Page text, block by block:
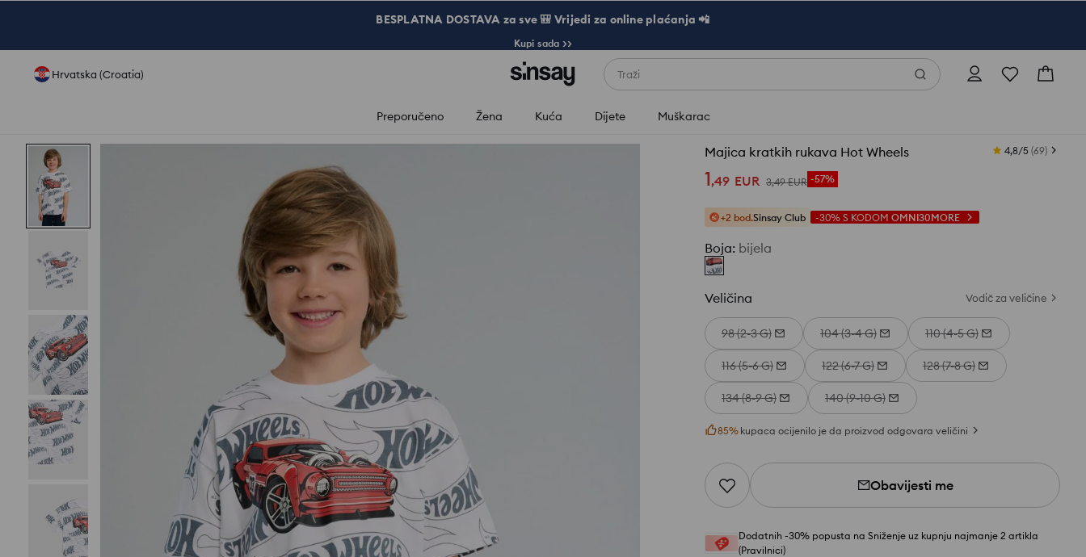
BESPLATNA DOSTAVA za sve 🎒 Vrijedi za online plaćanja 📲
Kupi sada >>
Hrvatska (Croatia) Traži
Preporučeno Žena Kuća Dijete Muškarac
Majica kratkih rukava Hot Wheels 4,8/5 (69)
1,49 EUR 3,49 EUR -57%
+2 bod.Sinsay Club -30% S KODOM OMNI30MORE
Boja: bijela
Veličina Vodič za veličine
98 (2-3 G) 104 (3-4 G) 110 (4-5 G)
116 (5-6 G) 122 (6-7 G) 128 (7-8 G)
134 (8-9 G) 140 (9-10 G)
85% kupaca ocijenilo je da proizvod odgovara veličini
Obavijesti me
Dodatnih -30% popusta na Sniženje uz kupnju najmanje 2 artikla
(Pravilnici)